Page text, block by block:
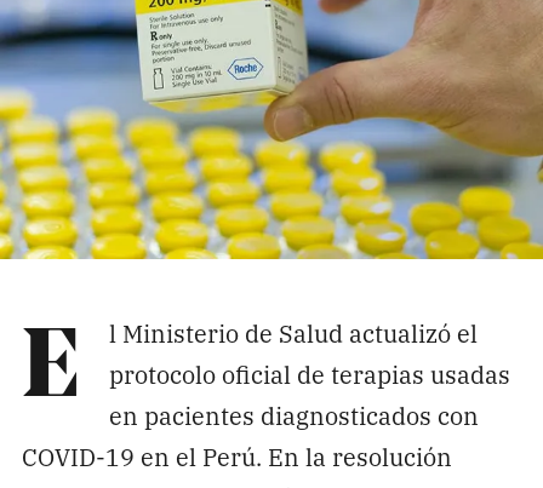
Dona aquí
RECIBE NUESTRO BOLETÍN
Enviar
E
l Ministerio de Salud actualizó el
protocolo oficial de terapias usadas
en pacientes diagnosticados con
COVID-19 en el Perú. En la resolución